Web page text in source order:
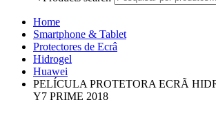
Home
Smartphone & Tablet
Protectores de Ecrâ
Hidrogel
Huawei
PELÍCULA PROTETORA ECRÃ
Y7 PRIME 2018